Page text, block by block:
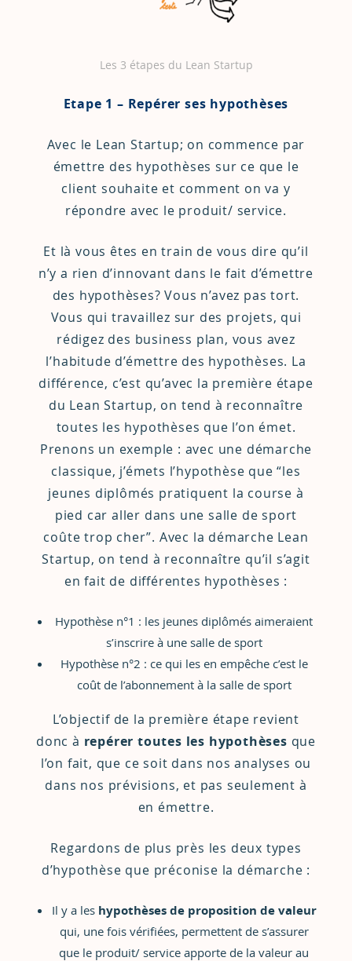
Les 3 étapes du Lean Startup
Etape 1 – Repérer ses hypothèses
Avec le Lean Startup; on commence par
émettre des hypothèses sur ce que le
client souhaite et comment on va y
répondre avec le produit/ service.
Et là vous êtes en train de vous dire qu’il
n’y a rien d’innovant dans le fait d’émettre
des hypothèses? Vous n’avez pas tort.
Vous qui travaillez sur des projets, qui
rédigez des business plan, vous avez
l’habitude d’émettre des hypothèses. La
différence, c’est qu’avec la première étape
du Lean Startup, on tend à reconnaître
toutes les hypothèses que l’on émet.
Prenons un exemple : avec une démarche
classique, j’émets l’hypothèse que “les
jeunes diplômés pratiquent la course à
pied car aller dans une salle de sport
coûte trop cher”. Avec la démarche Lean
Startup, on tend à reconnaître qu’il s’agit
en fait de différentes hypothèses :
Hypothèse n°1 : les jeunes diplômés aimeraient
s’inscrire à une salle de sport
Hypothèse n°2 : ce qui les en empêche c’est le
coût de l’abonnement à la salle de sport
L’objectif de la première étape revient
donc à repérer toutes les hypothèses que
l’on fait, que ce soit dans nos analyses ou
dans nos prévisions, et pas seulement à
en émettre.
Regardons de plus près les deux types
d’hypothèse que préconise la démarche :
Il y a les hypothèses de proposition de valeur
qui, une fois vérifiées, permettent de s’assurer
que le produit/ service apporte de la valeur au